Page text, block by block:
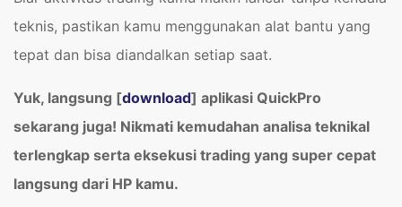
teknis, pastikan kamu menggunakan alat bantu yang
tepat dan bisa diandalkan setiap saat.
Yuk, langsung [download] aplikasi QuickPro
sekarang juga! Nikmati kemudahan analisa teknikal
terlengkap serta eksekusi trading yang super cepat
langsung dari HP kamu.